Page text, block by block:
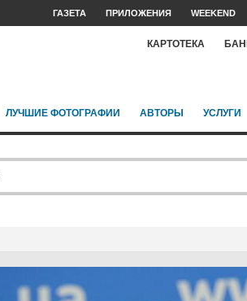
ГАЗЕТА ПРИЛОЖЕНИЯ WEEKEND
КАРТОТЕКА
ЛУЧШИЕ ФОТОГРАФИИ АВТОРЫ УСЛУГИ